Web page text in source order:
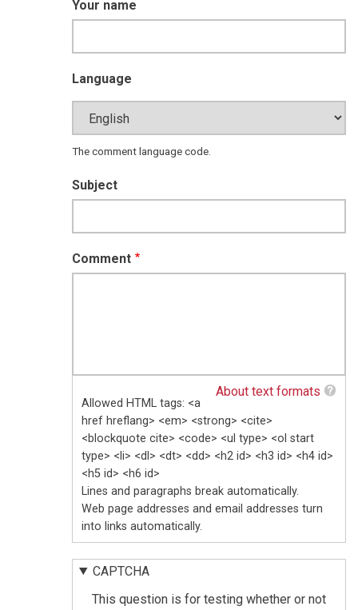
Your name
Language
The comment language code.
Subject
Comment
About text formats
Allowed HTML tags: <a
href hreflang> <em> <strong> <cite>
<blockquote cite> <code> <ul type> <ol start
type> <li> <dl> <dt> <dd> <h2 id> <h3 id> <h4 id>
<h5 id> <h6 id>
Lines and paragraphs break automatically.
Web page addresses and email addresses turn
into links automatically.
CAPTCHA
This question is for testing whether or not